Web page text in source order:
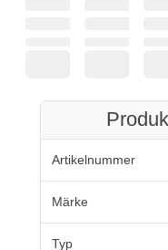
Artikelnummer
Märke
Typ